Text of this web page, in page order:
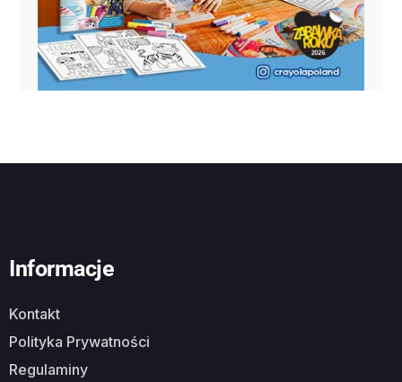
Informacje
Kontakt
Polityka Prywatności
Regulaminy